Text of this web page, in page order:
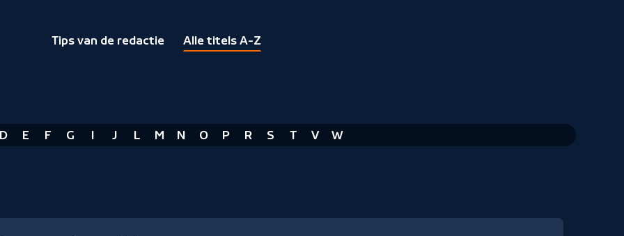
Tips van de redactie Alle titels A-Z
D E F G I J L M N O P R S T V W